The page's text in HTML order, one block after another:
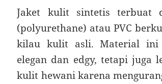
Jaket kulit sintetis terbuat
(polyurethane) atau PVC
kilau kulit asli. Material ini
elegan dan edgy, tetapi juga
kulit hewani karena